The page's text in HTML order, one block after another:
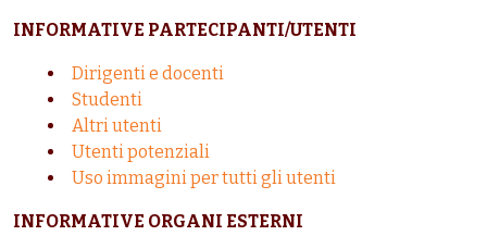
INFORMATIVE PARTECIPANTI/UTENTI
Dirigenti e docenti
Studenti
Altri utenti
Utenti potenziali
Uso immagini per tutti gli utenti
INFORMATIVE ORGANI ESTERNI